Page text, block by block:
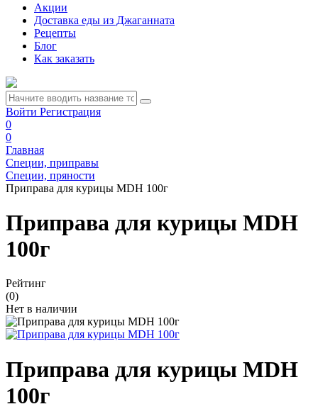
Акции
Доставка еды из Джаганната
Рецепты
Блог
Как заказать
Войти Регистрация
0
0
Главная
Специи, приправы
Специи, пряности
Приправа для курицы MDH 100г
Приправа для курицы MDH
100г
Рейтинг
(0)
Нет в наличии
Приправа для курицы MDH
100г